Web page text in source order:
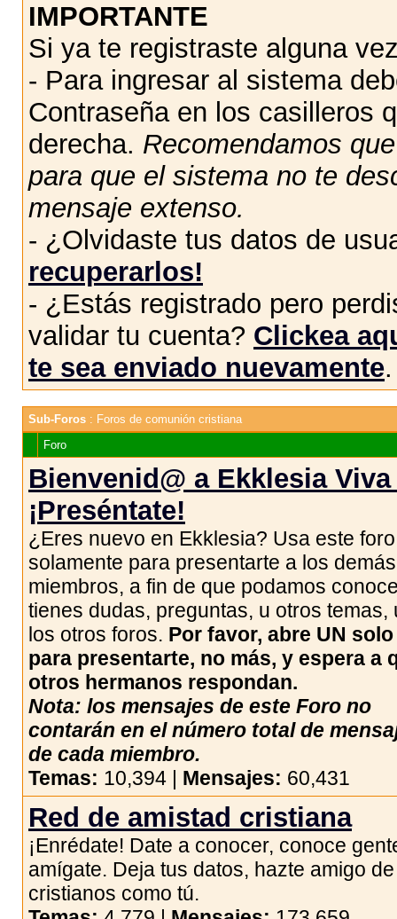
IMPORTANTE
Si ya te registraste alguna
- Para ingresar al sistema
Contraseña en los casilleros
derecha. Recomendamos
para que el sistema no te
mensaje extenso.
- ¿Olvidaste tus datos de
recuperarlos!
- ¿Estás registrado pero
validar tu cuenta? Clickea
te sea enviado nuevamente.
Sub-Foros : Foros de comunión cristiana
Foro
Bienvenid@ a Ekklesia Viva
¡Preséntate!
¿Eres nuevo en Ekklesia? Usa este foro
solamente para presentarte a los demás
miembros, a fin de que podamos
tienes dudas, preguntas, u otros temas,
los otros foros. Por favor, abre UN
para presentarte, no más, y espera a
otros hermanos respondan.
Nota: los mensajes de este Foro no
contarán en el número total de
de cada miembro.
Temas: 10,394 | Mensajes: 60,431
Red de amistad cristiana
¡Enrédate! Date a conocer, conoce
amígate. Deja tus datos, hazte amigo
cristianos como tú.